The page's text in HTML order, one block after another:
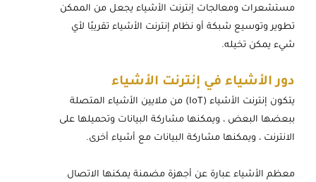
مستشعرات ومعالجات إنترنت الأشياء يجعل من الممكن
تطوير وتوسيع شبكة أو نظام إنترنت الأشياء تقريبًا لأي
شيء يمكن تخيله.
دور الأشياء في إنترنت الأشياء
يتكون إنترنت الأشياء (IoT) من ملايين الأشياء المتصلة
ببعضها البعض ، ويمكنها مشاركة البيانات وتحميلها على
الانترنت ، ويمكنها مشاركة البيانات مع أشياء أخرى.
معظم الأشياء عبارة عن أجهزة مضمنة يمكنها الاتصال